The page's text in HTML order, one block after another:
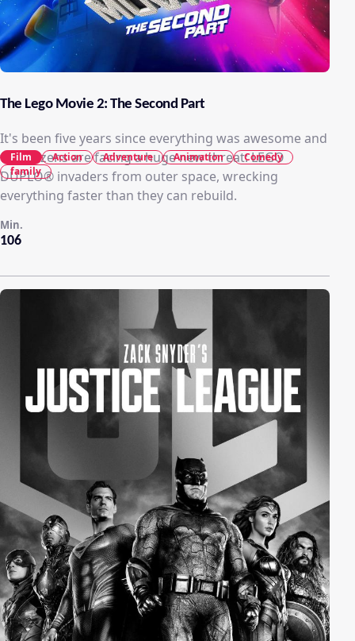
The Lego Movie 2: The Second Part
It's been five years since everything was awesome and
the citizens are facing a huge new threat: LEGO
DUPLO® invaders from outer space, wrecking
everything faster than they can rebuild.
106
Min.
Film Action Adventure Animation
Comedy
family